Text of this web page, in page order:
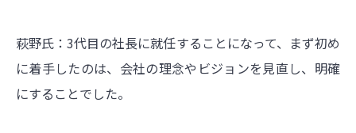
萩野氏：3代目の社長に就任することになって、まず初め
に着手したのは、会社の理念やビジョンを見直し、明確
にすることでした。